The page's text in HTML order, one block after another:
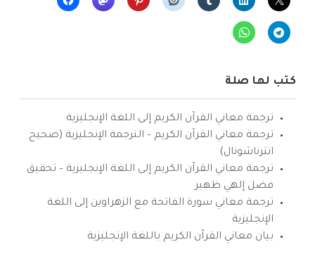
كتب لها صلة
ترجمة معاني القرآن الكريم إلى اللغة الإنجليزية
ترجمة معاني القرآن الكريم – الترجمة الإنجليزية (صحيح
انترناشونال)
ترجمة معاني القرآن الكريم إلى اللغة الإنجليزية – تحقيق
فضل إلهي ظهير
ترجمة معاني سورة الفاتحة مع الزهراوين إلى اللغة
الإنجليزية
بيان معاني القرآن الكريم باللغة الإنجليزية